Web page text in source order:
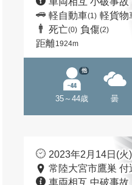
軽自動車(1) 軽貨物
死亡(0) 負傷(2)
距離1924m
35～44歳
他
曇
2023年2月14日(火
常陸大宮市鷹巣 付
車両相互 中破事故